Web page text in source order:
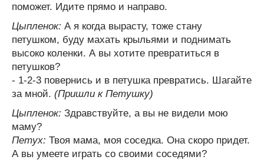
поможет. Идите прямо и направо.
Цыпленок: А я когда вырасту, тоже стану
петушком, буду махать крыльями и поднимать
высоко коленки. А вы хотите превратиться в
петушков?
- 1-2-3 повернись и в петушка превратись. Шагайте
за мной. (Пришли к Петушку)
Цыпленок: Здравствуйте, а вы не видели мою
маму?
Петух: Твоя мама, моя соседка. Она скоро придет.
А вы умеете играть со своими соседями?